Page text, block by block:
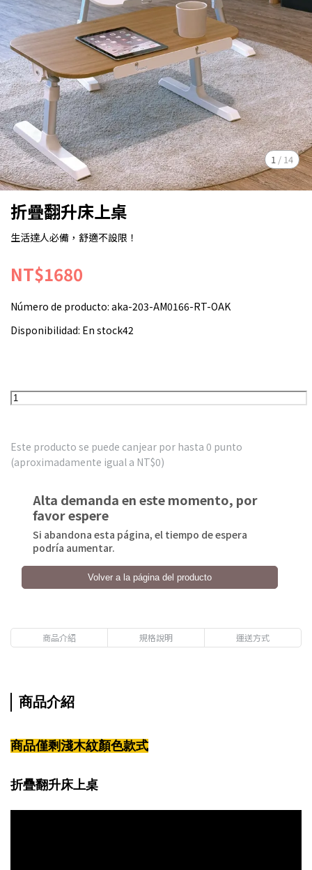
1 / 14
折疊翻升床上桌
生活達人必備，舒適不設限！
NT$1680
Número de producto: aka-203-AM0166-RT-OAK
Disponibilidad: En stock42
Este producto se puede canjear por hasta 0 punto
(aproximadamente igual a NT$0)
Alta demanda en este momento, por
favor espere
Si abandona esta página, el tiempo de espera
podría aumentar.
Volver a la página del producto
商品介紹 規格說明 運送方式
商品介紹
商品僅剩淺木紋顏色款式
折疊翻升床上桌